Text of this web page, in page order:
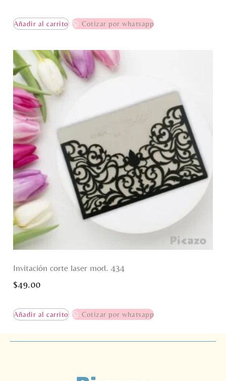
Añadir al carrito Cotizar por whatsapp
Invitación corte laser mod. 434
$49.00
Añadir al carrito Cotizar por whatsapp